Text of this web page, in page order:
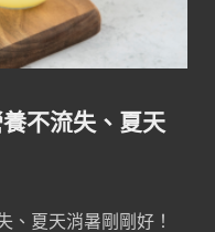
不流失、夏天
、夏天消暑剛剛好！